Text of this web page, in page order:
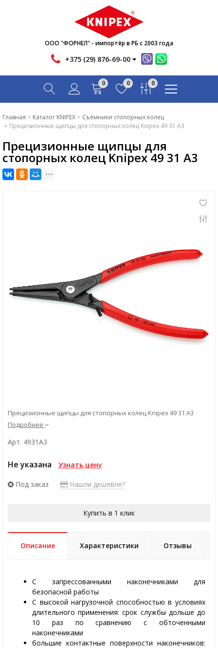
ООО "ФОРНЕЛ" - импортёр в РБ с 2003 года
+375 (29) 876-69-00
Каталог
Новости
0 0 0
Главная Каталог KNIPEX
Съёмники стопорных колец
Прецизионные щипцы для стопорных колец Knipex 49 31 A3
Прецизионные щипцы для
стопорных колец Knipex 49 31 A3
Прецизионные щипцы для стопорных колец Knipex 49 31 A3
Подробнее
Арт. 4931A3
Не указана Узнать цену
Под заказ Нашли дешевле?
Купить в 1 клик
Описание Характеристики Отзывы
C запрессованными наконечниками для
безопасной работы
C высокой нагрузочной способностью в условиях
длительного применения: срок службы дольше до
10 раз по сравнению с обточенными
наконечниками
большие контактные поверхности наконечников:
Новости
Акции
Инфо
Контакты
Вопрос-ответ